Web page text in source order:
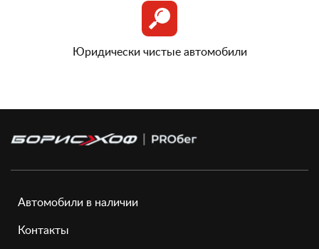
Юридически чистые автомобили
Автомобили в наличии
Контакты